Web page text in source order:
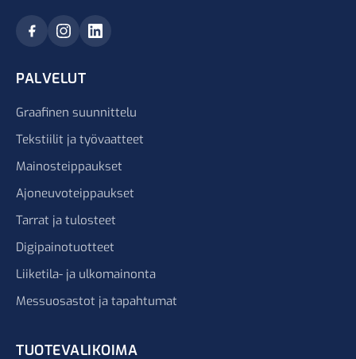
PALVELUT
Graafinen suunnittelu
Tekstiilit ja työvaatteet
Mainosteippaukset
Ajoneuvoteippaukset
Tarrat ja tulosteet
Digipainotuotteet
Liiketila- ja ulkomainonta
Messuosastot ja tapahtumat
TUOTEVALIKOIMA